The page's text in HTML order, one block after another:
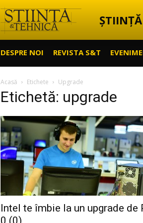
Știință
Tehnică
ȘTIINȚĂ
DESPRE NOI REVISTA S&T
Acasă Etichete Upgrade
Etichetă: upgrade
Intel te îmbie la un upgrade de
0 (0)